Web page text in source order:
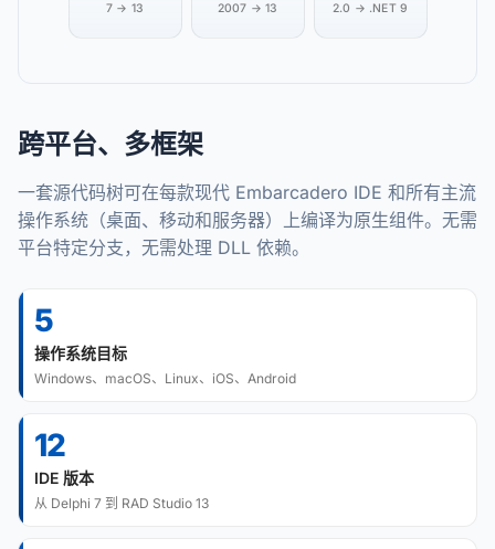
7 → 13 2007 → 13 2.0 → .NET 9
跨平台、多框架
一套源代码树可在每款现代 Embarcadero IDE 和所有主流
操作系统（桌面、移动和服务器）上编译为原生组件。无需
平台特定分支，无需处理 DLL 依赖。
5
操作系统目标
Windows、macOS、Linux、iOS、Android
12
IDE 版本
从 Delphi 7 到 RAD Studio 13